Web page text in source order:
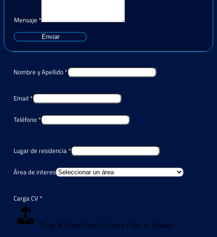
Mensaje *
Enviar
Nombre y Apellido *
Email *
Teléfono *
Lugar de residencia *
Área de interes
Carga CV *
Drag & Drop Files, Choose Files to Upload